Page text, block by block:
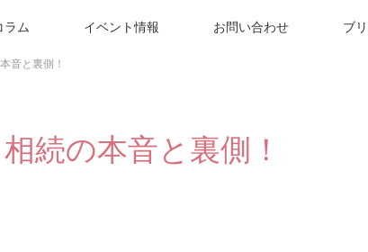
ラム イベント情報 お問い合わせ ブ
音と裏側！
続の本音と裏側！